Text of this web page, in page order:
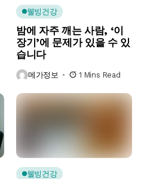
웰빙건강
밤에 자주 깨는 사람, ‘이
장기’에 문제가 있을 수 있
습니다
메가정보 1 Mins Read
웰빙건강